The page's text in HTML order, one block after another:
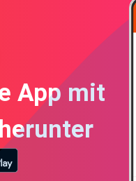
App mit